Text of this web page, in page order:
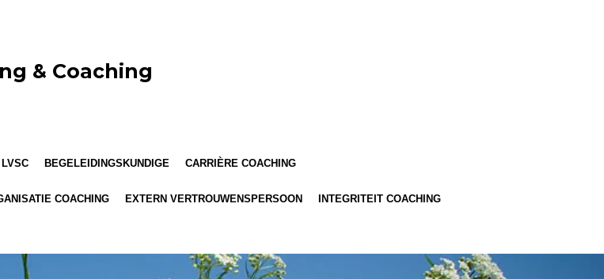
& Coaching
BEGELEIDINGSKUNDIGE CARRIÈRE COACHING
COACHING EXTERN VERTROUWENSPERSOON INTEGRITEIT COACHING